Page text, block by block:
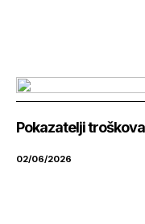
Pokazatelji
02/06/2026